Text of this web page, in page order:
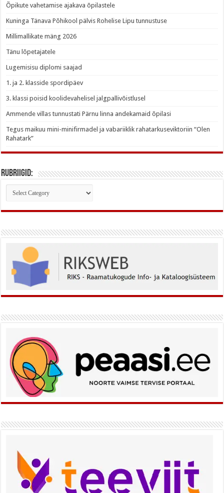
Õpikute vahetamise ajakava õpilastele
Kuninga Tänava Põhikool pälvis Rohelise Lipu tunnustuse
Millimallikate mäng 2026
Tänu lõpetajatele
Lugemisisu diplomi saajad
1. ja 2. klasside spordipäev
3. klassi poisid koolidevahelisel jalgpallivõistlusel
Ammende villas tunnustati Pärnu linna andekamaid õpilasi
Tegus maikuu mini-minifirmadel ja vabariiklik rahatarkuseviktoriin “Olen
Rahatark”
Rubriigid:
Rubriigid: